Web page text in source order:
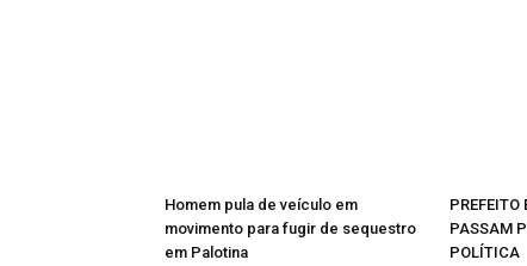
Homem pula de veículo em
movimento para fugir de sequestro
em Palotina
PREFEITO
PASSAM
POLÍTICA